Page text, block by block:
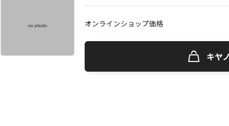
オンラインショップ価格
キヤ